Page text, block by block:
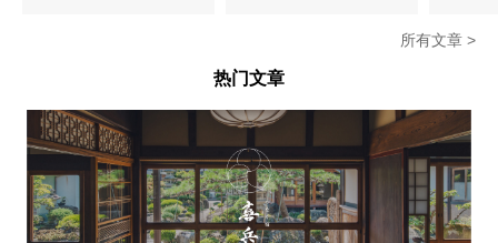
所有文章 >
热门文章